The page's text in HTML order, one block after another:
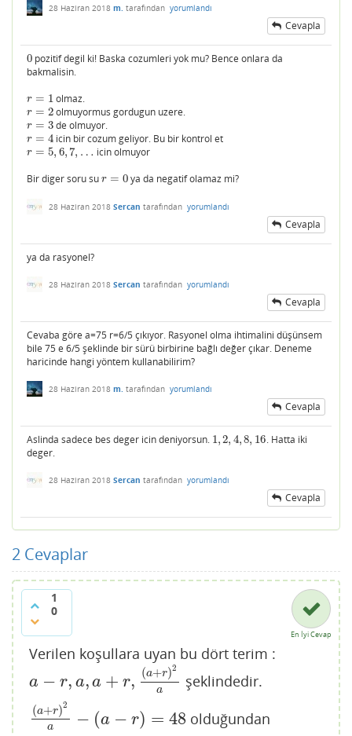
28 Haziran 2018 m. tarafından yorumlandı
Cevapla
0
0 pozitif degil ki! Baska cozumleri yok mu? Bence onlara da
bakmalisin.
r = 1
r= 1 olmaz.
r = 2
r= 2 olmuyormus gordugun uzere.
r = 3
r= 3 de olmuyor.
r = 4
r= 4 icin bir cozum geliyor. Bu bir kontrol et
r = 5, 6, 7, …
r= 5, 6,7 ,…
icin olmuyor
Bir diger soru su r = 0
r= 0 ya da negatif olamaz mi?
28 Haziran 2018 Sercan tarafından yorumlandı
Cevapla
ya da rasyonel?
28 Haziran 2018 Sercan tarafından yorumlandı
Cevapla
Cevaba göre a=75 r=6/5 çıkıyor. Rasyonel olma ihtimalini düşünsem
bile 75 e 6/5 şeklinde bir sürü birbirine bağlı değer çıkar. Deneme
haricinde hangi yöntem kullanabilirim?
28 Haziran 2018 m. tarafından yorumlandı
Cevapla
Aslinda sadece bes deger icin deniyorsun. 1, 2, 4, 8, 16
1,2,4 ,816
. Hatta iki
deger.
28 Haziran 2018 Sercan tarafından yorumlandı
Cevapla
2 Cevaplar
1
0
En İyi Cevap
Verilen koşullara uyan bu dört terim :
a − r, a, a + r, (a+r)2
a
a−r,a,a +r,(a+r) 2a şeklindedir.
(a+r)2
a − (a − r) = 48
(a+r)2a −(a −r) =48 olduğundan